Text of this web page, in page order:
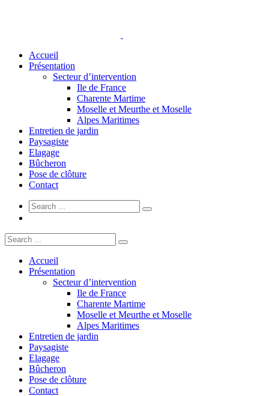
Accueil
Présentation
Secteur d’intervention
Ile de France
Charente Martime
Moselle et Meurthe et Moselle
Alpes Maritimes
Entretien de jardin
Paysagiste
Elagage
Bûcheron
Pose de clôture
Contact
Accueil
Présentation
Secteur d’intervention
Ile de France
Charente Martime
Moselle et Meurthe et Moselle
Alpes Maritimes
Entretien de jardin
Paysagiste
Elagage
Bûcheron
Pose de clôture
Contact